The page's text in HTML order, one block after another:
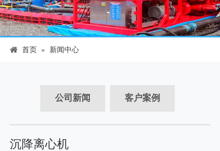
首页 » 新闻中心
公司新闻 客户案例
沉降离心机